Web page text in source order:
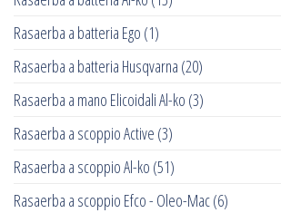
Rasaerba a batteria Ego (1)
Rasaerba a batteria Husqvarna (20)
Rasaerba a mano Elicoidali Al-ko (3)
Rasaerba a scoppio Active (3)
Rasaerba a scoppio Al-ko (51)
Rasaerba a scoppio Efco - Oleo-Mac(6)